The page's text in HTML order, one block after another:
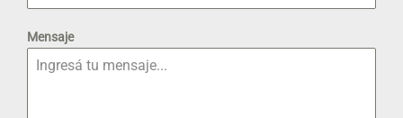
Mensaje